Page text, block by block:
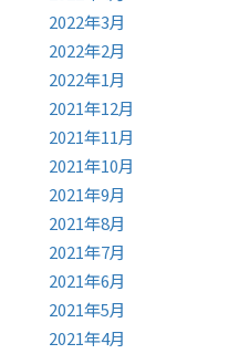
2022年3月
2022年2月
2022年1月
2021年12月
2021年11月
2021年10月
2021年9月
2021年8月
2021年7月
2021年6月
2021年5月
2021年4月